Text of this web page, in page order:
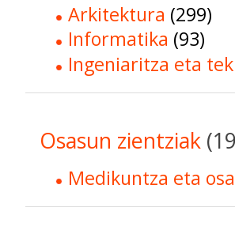
Arkitektura (299)
Informatika (93)
Ingeniaritza eta
Osasun zientziak
Medikuntza eta